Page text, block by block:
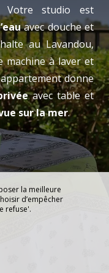
Votre studio est
avec douche et
au Lavandou,
machine à laver et
donne
avec table et
sur la mer.
la meilleure
d’empêcher
refuse'.